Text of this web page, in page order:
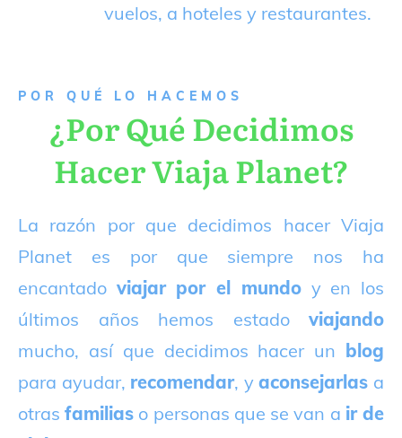
vuelos, a hoteles y restaurantes.
P OR QUÉ LO HACEMOS
¿Por Qué Decidimos
Hacer Viaja Planet?
La razón por que decidimos hacer Viaja
Planet es por que siempre nos ha
encantado viajar por el mundoy en los
últimos años hemos estado viajando
mucho, así que decidimos hacer un blog
para ayudar, recomendar, yaconsejarlas a
otrasfamilias o personas que se van a ir de